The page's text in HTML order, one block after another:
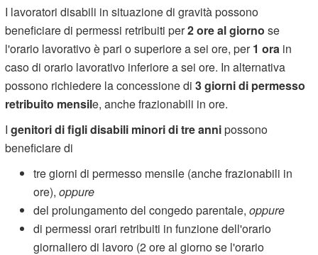
I lavoratori disabili in situazione di gravità possono
beneficiare di permessi retribuiti per2 ore al giorno se
l'orario lavorativo è pari o superiore a sei ore, per1 ora in
caso di orario lavorativo inferiore a sei ore. In alternativa
possono richiedere la concessione di3 giorni di permesso
retribuito mensile, anche frazionabili in ore.
Igenitori di figli disabili minori di tre annipossono
beneficiare di
tre giorni di permesso mensile (anche frazionabili in
ore),oppure
del prolungamento del congedo parentale,oppure
di permessi orari retribuiti in funzione dell'orario
giornaliero di lavoro (2 ore al giorno se l'orario